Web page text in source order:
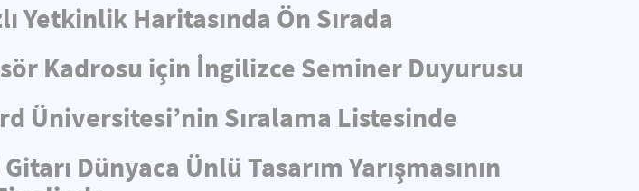
Yetkinlik Haritasında Ön Sırada
Kadrosu için İngilizce Seminer Duyurusu
Üniversitesi’nin Sıralama Listesinde
Dünyaca Ünlü Tasarım Yarışmasının